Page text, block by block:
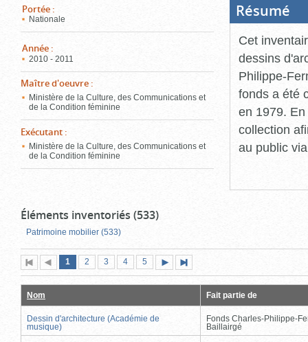
Portée :
Nationale
Année :
2010 - 2011
Maître d'oeuvre :
Ministère de la Culture, des Communications et
de la Condition féminine
Exécutant :
Ministère de la Culture, des Communications et
de la Condition féminine
Résumé
Cet
dessins
Philippe-
fonds a été
en 1979.
collection
au public
Éléments inventoriés (533)
Patrimoine mobilier (533)
Première
page
Page
précédente
Page
1 (page
actuelle)
Page
2 Page
3 Page
4 Page
5
suivante
page
Nom Fait partie de
Dessin d'architecture (Académie de
musique)
Fonds Charles-Philippe-
Baillairgé